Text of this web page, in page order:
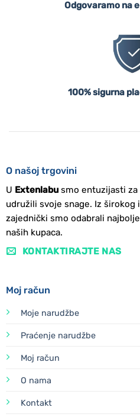
Odgovaramo na
100% sigurna
O našoj trgovini
U Extenlabusmo entuzijasti za
udružili svoje snage. Iz širokog
zajednički smo odabrali
naših kupaca.
KONTAKTIRAJTE NAS
Moj račun
Moje narudžbe
Praćenje narudžbe
Moj račun
O nama
Kontakt